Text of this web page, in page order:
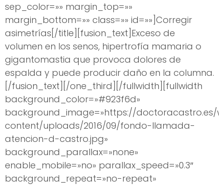
sep_color=»» margin_top=»»
margin_bottom=»» class=»» id=»»]Corregir
asimetrías[/title][fusion_text]Exceso de
volumen en los senos, hipertrofía mamaria o
gigantomastia que provoca dolores de
espalda y puede producir daño en la columna.
[/fusion_text][/one_third][/fullwidth][fullwidth
background_color=»#923f6d»
background_image=»https://
content/uploads/2016/09/fondo-llamada-
atencion-d-castro.jpg»
background_parallax=»none»
enable_mobile=»no» parallax_speed=»0.3″
background_repeat=»no-repeat»